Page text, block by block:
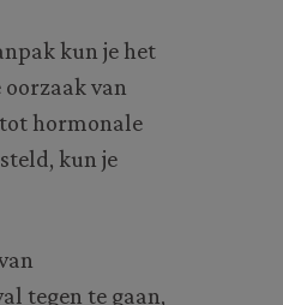
kun je het
van
hormonale
kun je
tegen te gaan,